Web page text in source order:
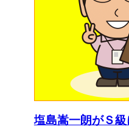
塩島嵩一朗がＳ